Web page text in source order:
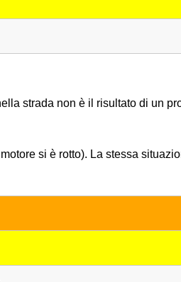
strada non è il risultato di un
si è rotto). La stessa